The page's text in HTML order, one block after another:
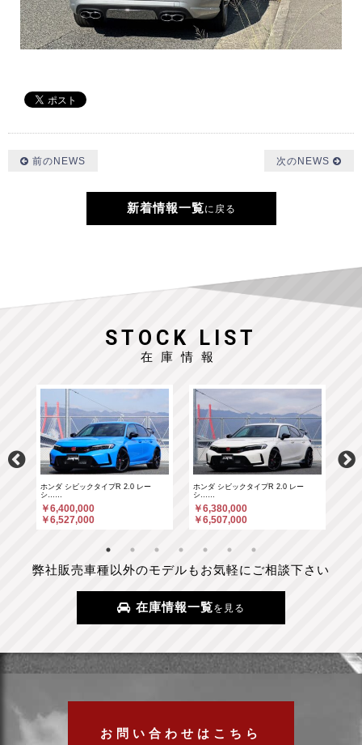
前のNEWS 次のNEWS
新着情報一覧に戻る
STOCK LIST
在庫情報
ホンダ シビックタイプR 2.0 レー
シ……
￥6,400,000
￥6,527,000
ホンダ シビックタイプR 2.0 レー
シ……
￥6,380,000
￥6,507,000
弊社販売車種以外のモデルもお気軽にご相談下さい
在庫情報一覧を見る
お問い合わせはこちら